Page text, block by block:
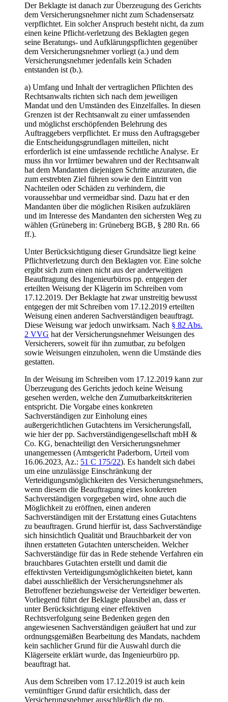
Der Beklagte ist danach zur Überzeugung des Gerichts
dem Versicherungsnehmer nicht zum Schadensersatz
verpflichtet. Ein solcher Anspruch besteht nicht, da zum
einen keine Pflicht-verletzung des Beklagten gegen
seine Beratungs- und Aufklärungspflichten gegenüber
dem Versicherungsnehmer vorliegt (a.) und dem
Versicherungsnehmer jedenfalls kein Schaden
entstanden ist (b.).
a) Umfang und Inhalt der vertraglichen Pflichten des
Rechtsanwalts richten sich nach dem jeweiligen
Mandat und den Umständen des Einzelfalles. In diesen
Grenzen ist der Rechtsanwalt zu einer umfassenden
und möglichst erschöpfenden Belehrung des
Auftraggebers verpflichtet. Er muss den Auftragsgeber
die Entscheidungsgrundlagen mitteilen, nicht
erforderlich ist eine umfassende rechtliche Analyse. Er
muss ihn vor Irrtümer bewahren und der Rechtsanwalt
hat dem Mandanten diejenigen Schritte anzuraten, die
zum erstrebten Ziel führen sowie den Eintritt von
Nachteilen oder Schäden zu verhindern, die
voraussehbar und vermeidbar sind. Dazu hat er den
Mandanten über die möglichen Risiken aufzuklären
und im Interesse des Mandanten den sichersten Weg zu
wählen (Grüneberg in: Grüneberg BGB, § 280 Rn. 66
ff.).
Unter Berücksichtigung dieser Grundsätze liegt keine
Pflichtverletzung durch den Beklagten vor. Eine solche
ergibt sich zum einen nicht aus der anderweitigen
Beauftragung des Ingenieurbüros pp. entgegen der
erteilten Weisung der Klägerin im Schreiben vom
17.12.2019. Der Beklagte hat zwar unstreitig bewusst
entgegen der mit Schreiben vom 17.12.2019 erteilten
Weisung einen anderen Sachverständigen beauftragt.
Diese Weisung war jedoch unwirksam. Nach § 82 Abs.
2 VVG hat der Versicherungsnehmer Weisungen des
Versicherers, soweit für ihn zumutbar, zu befolgen
sowie Weisungen einzuholen, wenn die Umstände dies
gestatten.
In der Weisung im Schreiben vom 17.12.2019 kann zur
Überzeugung des Gerichts jedoch keine Weisung
gesehen werden, welche den Zumutbarkeitskriterien
entspricht. Die Vorgabe eines konkreten
Sachverständigen zur Einholung eines
außergerichtlichen Gutachtens im Versicherungsfall,
wie hier der pp. Sachverständigengesellschaft mbH &
Co. KG, benachteiligt den Versicherungsnehmer
unangemessen (Amtsgericht Paderborn, Urteil vom
16.06.2023, Az.: 51 C 175/22). Es handelt sich dabei
um eine unzulässige Einschränkung der
Verteidigungsmöglichkeiten des Versicherungsnehmers,
wenn diesem die Beauftragung eines konkreten
Sachverständigen vorgegeben wird, ohne auch die
Möglichkeit zu eröffnen, einen anderen
Sachverständigen mit der Erstattung eines Gutachtens
zu beauftragen. Grund hierfür ist, dass Sachverständige
sich hinsichtlich Qualität und Brauchbarkeit der von
ihnen erstatteten Gutachten unterscheiden. Welcher
Sachverständige für das in Rede stehende Verfahren ein
brauchbares Gutachten erstellt und damit die
effektivsten Verteidigungsmöglichkeiten bietet, kann
dabei ausschließlich der Versicherungsnehmer als
Betroffener beziehungsweise der Verteidiger bewerten.
Vorliegend führt der Beklagte plausibel an, dass er
unter Berücksichtigung einer effektiven
Rechtsverfolgung seine Bedenken gegen den
angewiesenen Sachverständigen geäußert hat und zur
ordnungsgemäßen Bearbeitung des Mandats, nachdem
kein sachlicher Grund für die Auswahl durch die
Klägerseite erklärt wurde, das Ingenieurbüro pp.
beauftragt hat.
Aus dem Schreiben vom 17.12.2019 ist auch kein
vernünftiger Grund dafür ersichtlich, dass der
Versicherungsnehmer ausschließlich die pp.